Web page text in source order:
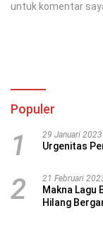
untuk komentar
Populer
1 29 Januari 2023
Urgenitas
2 21 Februari
Makna Lagu
Hilang